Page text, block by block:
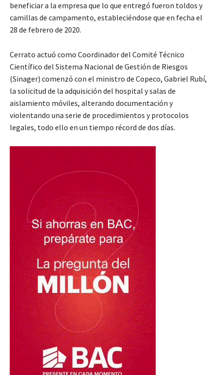
beneficiar a la empresa que lo que entregó fueron toldos y
camillas de campamento, estableciéndose que en fecha el
28 de febrero de 2020.
Cerrato actuó como Coordinador del Comité Técnico
Científico del Sistema Nacional de Gestión de Riesgos
(Sinager) comenzó con el ministro de Copeco, Gabriel Rubí,
la solicitud de la adquisición del hospital y salas de
aislamiento móviles, alterando documentación y
violentando una serie de procedimientos y protocolos
legales, todo ello en un tiempo récord de dos días.